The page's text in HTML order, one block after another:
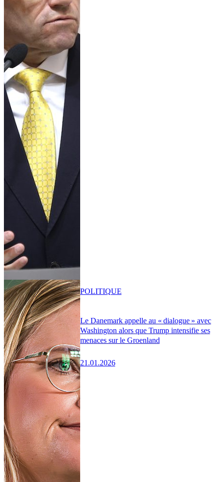
Le Danemark appelle au « dialogue » avec
Washington alors que Trump intensifie ses
menaces sur le Groenland
21.01.2026
POLITIQUE